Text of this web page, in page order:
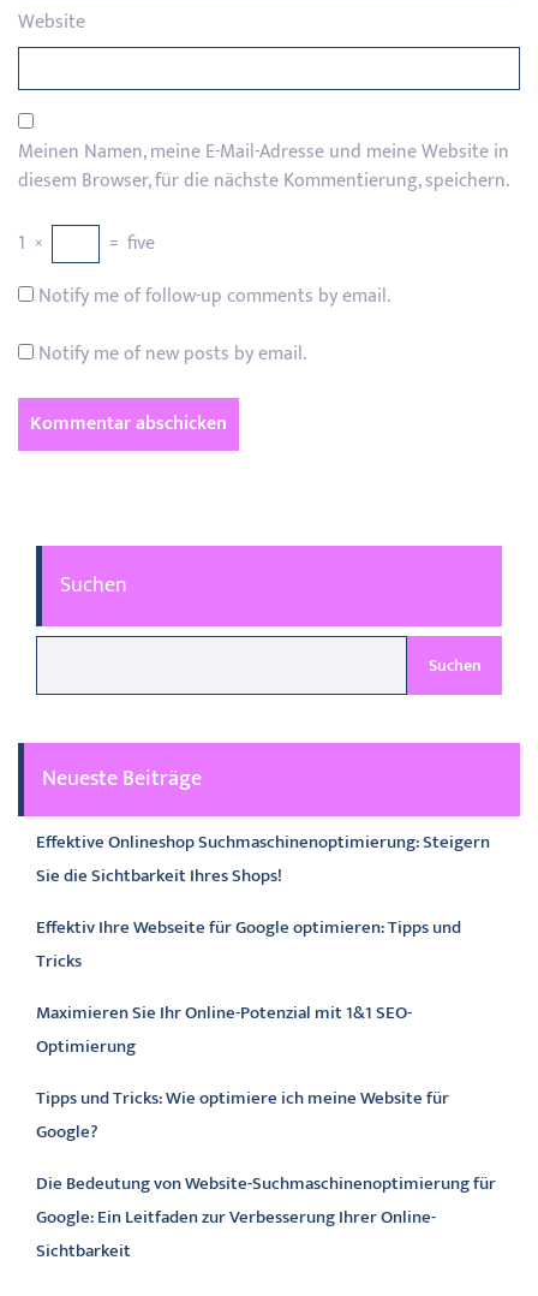
Website
Meinen Namen, meine E-Mail-Adresse und meine Website in
diesem Browser, für die nächste Kommentierung, speichern.
1 × = five
Notify me of follow-up comments by email.
Notify me of new posts by email.
Suchen
Suchen
Neueste Beiträge
Effektive Onlineshop Suchmaschinenoptimierung: Steigern
Sie die Sichtbarkeit Ihres Shops!
Effektiv Ihre Webseite für Google optimieren: Tipps und
Tricks
Maximieren Sie Ihr Online-Potenzial mit 1&1 SEO-
Optimierung
Tipps und Tricks: Wie optimiere ich meine Website für
Google?
Die Bedeutung von Website-Suchmaschinenoptimierung für
Google: Ein Leitfaden zur Verbesserung Ihrer Online-
Sichtbarkeit